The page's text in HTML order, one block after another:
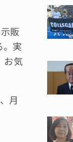
販
。実
お気
月